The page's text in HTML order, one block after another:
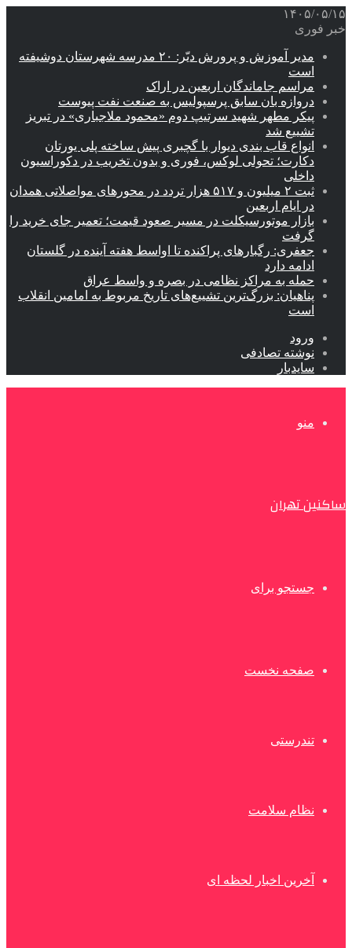
۱۴۰۵/۰۵/۱۵
خبر فوری
مدیر آموزش و پرورش دیّر: ۲۰ مدرسه شهرستان دوشیفته
است
مراسم جاماندگان اربعین در اراک
دروازه بان سابق پرسپولیس به صنعت نفت پیوست
پیکر مطهر شهید سرتیپ دوم «محمود ملاجباری» در تبریز
تشییع شد
انواع قاب بندی دیوار با گچبری پیش ساخته پلی یورتان
دکارت؛ تحولی لوکس، فوری و بدون تخریب در دکوراسیون
داخلی
ثبت ۲ میلیون و ۵۱۷ هزار تردد در محورهای مواصلاتی همدان
در ایام اربعین
بازار موتورسیکلت در مسیر صعود قیمت؛ تعمیر جای خرید را
گرفت
جعفری: رگبارهای پراکنده تا اواسط هفته آینده در گلستان
ادامه دارد
حمله به مراکز نظامی در بصره و واسط عراق
پناهیان: بزرگ‌ترین تشییع‌های تاریخ مربوط به امامین انقلاب
است
ورود
نوشته تصادفی
سایدبار
منو
ساکنین تهران
جستجو برای
صفحه نخست
تندرستی
نظام سلامت
آخرین اخبار لحظه ای